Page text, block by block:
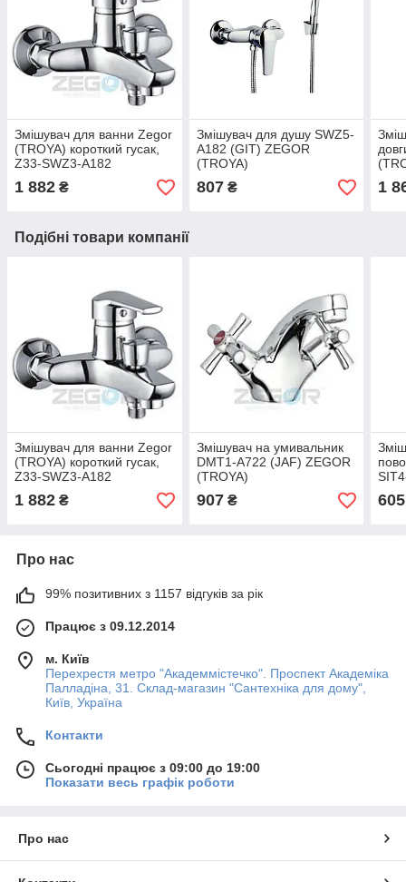
Змішувач для ванни Zegor
(TROYA) короткий гусак,
Z33-SWZ3-А182
1 882 ₴
Змішувач для душу SWZ5-
A182 (GIT) ZEGOR
(TROYA)
807₴ 1
Подібні товари компанії
Змішувач для ванни Zegor
(TROYA) короткий гусак,
Z33-SWZ3-А182
1 882 ₴
Змішувач на умивальник
DMT1-А722 (JAF) ZEGOR
(TROYA)
907₴ 605
Про нас
99% позитивних з 1157 відгуків за рік
Працює з 09.12.2014
м. Київ
Перехрестя метро "Академмістечко". Проспект Академіка
Палладіна, 31. Склад-магазин "Сантехніка для дому",
Київ, Україна
Контакти
Сьогодні працює з 09:00 до 19:00
Показати весь графік роботи
Про нас